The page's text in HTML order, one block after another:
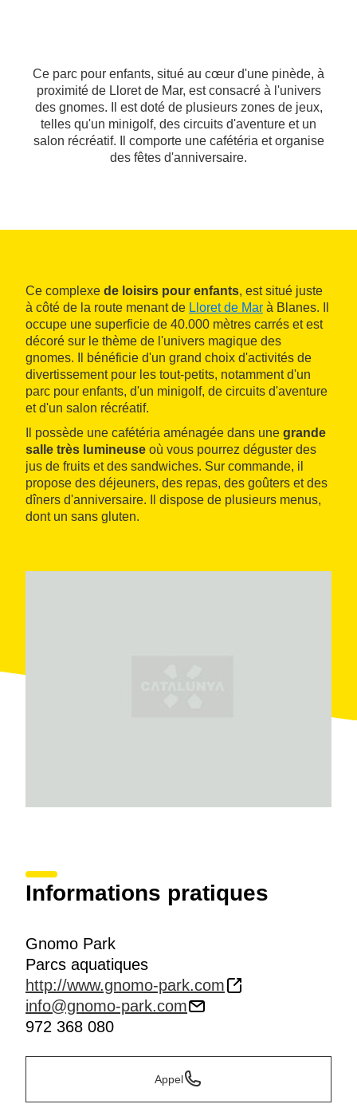
Ce parc pour enfants, situé au cœur d'une pinède, à
proximité de Lloret de Mar, est consacré à l'univers
des gnomes. Il est doté de plusieurs zones de jeux,
telles qu'un minigolf, des circuits d'aventure et un
salon récréatif. Il comporte une cafétéria et organise
des fêtes d'anniversaire.
Ce complexe de loisirs pour enfants, est situé juste
à côté de la route menant de Lloret de Mar à Blanes. Il
occupe une superficie de 40.000 mètres carrés et est
décoré sur le thème de l'univers magique des
gnomes. Il bénéficie d'un grand choix d'activités de
divertissement pour les tout-petits, notamment d'un
parc pour enfants, d'un minigolf, de circuits d'aventure
et d'un salon récréatif.
Il possède une cafétéria aménagée dans une grande
salle très lumineuse où vous pourrez déguster des
jus de fruits et des sandwiches. Sur commande, il
propose des déjeuners, des repas, des goûters et des
dîners d'anniversaire. Il dispose de plusieurs menus,
dont un sans gluten.
Informations pratiques
Gnomo Park
Parcs aquatiques
http://www.gnomo-park.com
info@gnomo-park.com
972 368 080
Appel